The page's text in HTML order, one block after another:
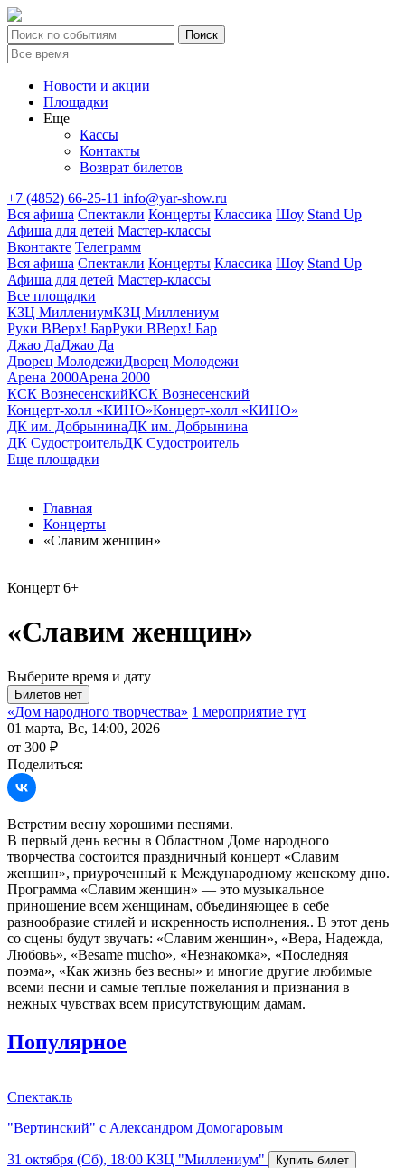
Новости и акции
Площадки
Еще
Кассы
Контакты
Возврат билетов
+7 (4852) 66-25-11 info@yar-show.ru
Вся афиша Спектакли Концерты Классика Шоу Stand Up
Афиша для детей Мастер-классы
Вконтакте Телеграмм
Вся афиша Спектакли Концерты Классика Шоу Stand Up
Афиша для детей Мастер-классы
Все площадки
КЗЦ МиллениумКЗЦ Миллениум
Руки ВВерх! БарРуки ВВерх! Бар
Джао ДаДжао Да
Дворец МолодежиДворец Молодежи
Арена 2000Арена 2000
КСК ВознесенскийКСК Вознесенский
Концерт-холл «КИНО»Концерт-холл «КИНО»
ДК им. ДобрынинаДК им. Добрынина
ДК СудостроительДК Судостроитель
Еще площадки
Главная
Концерты
«Славим женщин»
Концерт 6+
«Славим женщин»
Выберите время и дату
«Дом народного творчества» 1 мероприятие тут
01 марта, Вс, 14:00, 2026
от 300 ₽
Поделиться:
Встретим весну хорошими песнями.
В первый день весны в Областном Доме народного
творчества состоится праздничный концерт «Славим
женщин», приуроченный к Международному женскому дню.
Программа «Славим женщин» — это музыкальное
приношение всем женщинам, объединяющее в себе
разнообразие стилей и искренность исполнения.. В этот день
со сцены будут звучать: «Славим женщин», «Вера, Надежда,
Любовь», «Besame mucho», «Незнакомка», «Последняя
поэма», «Как жизнь без весны» и многие другие любимые
всеми песни и самые теплые пожелания и признания в
нежных чувствах всем присутствующим дамам.
Популярное
Спектакль
"Вертинский" с Александром Домогаровым
31 октября (Сб), 18:00 КЗЦ "Миллениум"